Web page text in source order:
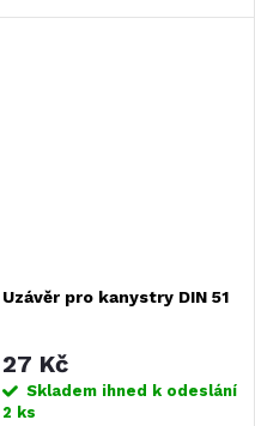
Umožňuje současné vedení
Uzávěr pro kanystry DIN 51
27 Kč
Skladem ihned k odeslání
2 ks